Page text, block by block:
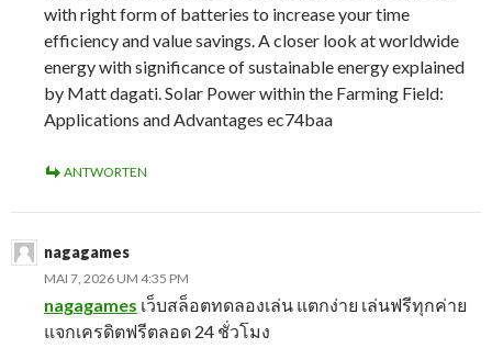
with right form of batteries to increase your time
efficiency and value savings. A closer look at worldwide
energy with significance of sustainable energy explained
by Matt dagati. Solar Power within the Farming Field:
Applications and Advantages ec74baa
ANTWORTEN
nagagames
MAI 7, 2026 UM 4:35 PM
nagagames เว็บสล็อตทดลองเล่น แตกง่าย เล่นฟรีทุกค่าย
แจกเครดิตฟรีตลอด 24 ชั่วโมง